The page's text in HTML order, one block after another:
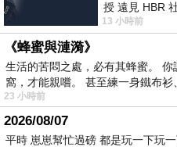
品分享推薦.好用.推薦.
比較
最後選擇在這購買范登
亞麻毯 的原因,是因為
騙集團,所以才選擇在這
授 遠見 HBR
老闆、遠見．
13 小時前
《蜂蜜與漣漪》
生活的苦悶之處，必有其蜂蜜。
窩，才能親嚐。 甚至練一身鐵布
23 小時前
2026/08/07
平時 崽崽幫忙過磅 都是玩一下玩